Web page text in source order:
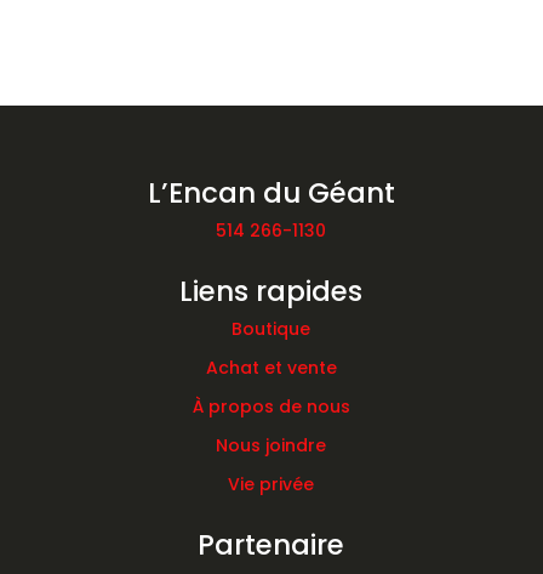
L’Encan du Géant
514 266-1130
Liens rapides
Boutique
Achat et vente
À propos de nous
Nous joindre
Vie privée
Partenaire